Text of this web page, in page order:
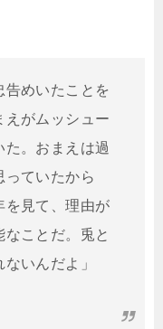
告めいたことを
えがムッシュー
た。おまえは過
っていたから
を見て、理由が
ことだ。兎と
いんだよ」